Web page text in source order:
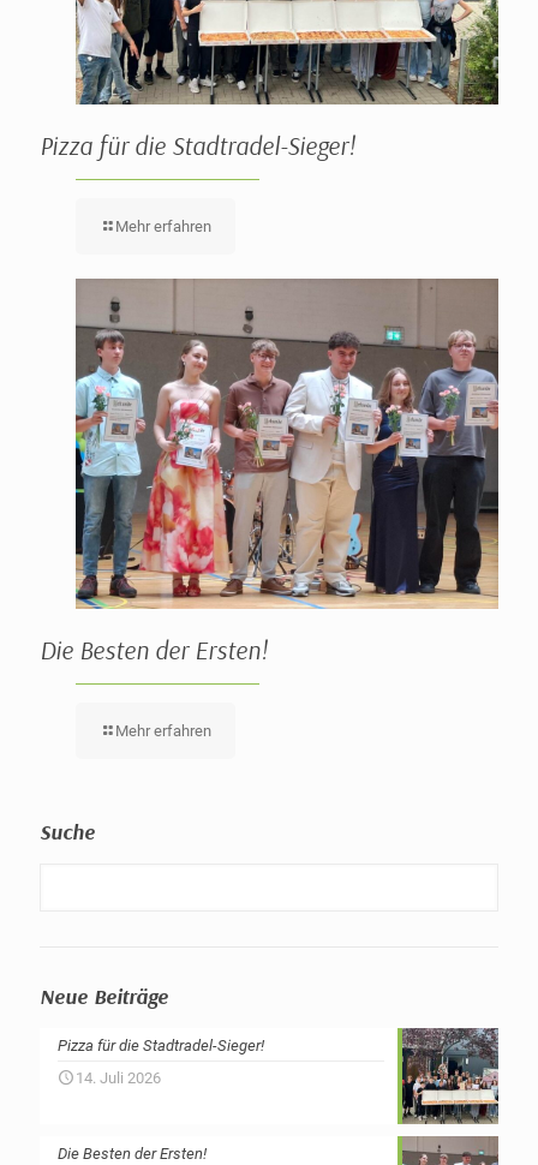
Pizza für die Stadtradel-Sieger!
Mehr erfahren
Die Besten der Ersten!
Mehr erfahren
Suche
Neue Beiträge
Pizza für die Stadtradel-Sieger!
14. Juli 2026
Die Besten der Ersten!